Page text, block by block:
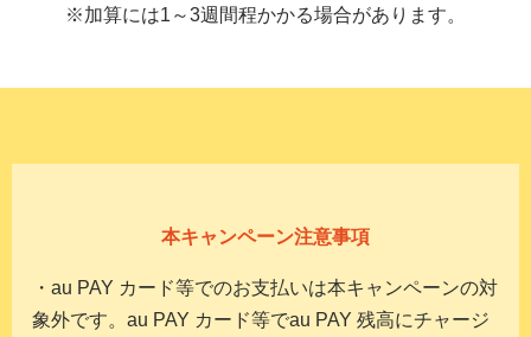
※加算には1～3週間程かかる場合があります。
本キャンペーン注意事項
・au PAY カード等でのお支払いは本キャンペーンの対
象外です。au PAY カード等でau PAY 残高にチャージ